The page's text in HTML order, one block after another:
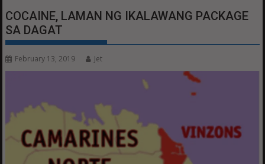
COCAINE, LAMAN NG IKALAWANG PACKAGE
SA DAGAT
February 13, 2019 Jet